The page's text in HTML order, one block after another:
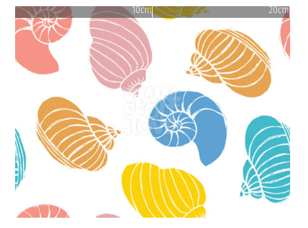
10cm 20cm